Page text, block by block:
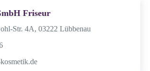
Friseur
Str. 4A, 03222 Lübbenau